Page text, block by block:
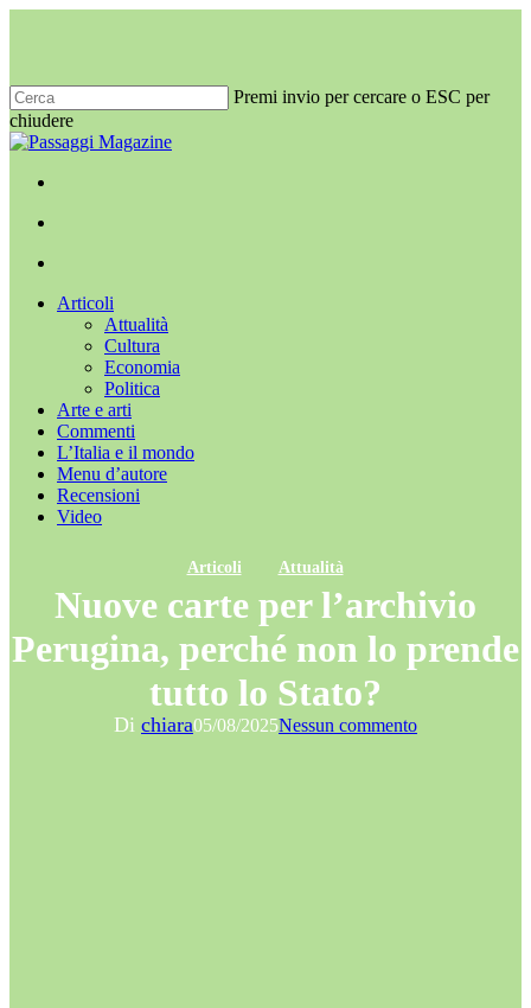
principale
Premi invio per cercare o ESC per
chiudere
Chiudi
Menu
cerca
Menu
Articoli
Attualità
Cultura
Economia
Politica
Arte e arti
Commenti
L’Italia e il mondo
Menu d’autore
Recensioni
Video
Articoli Attualità
Nuove carte per l’archivio
Perugina, perché non lo prende
tutto lo Stato?
Di chiara05/08/2025Nessun commento